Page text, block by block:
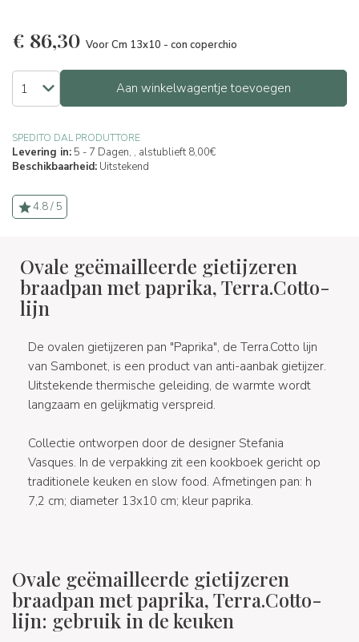
€ 86,30 Voor Cm 13x10 - con coperchio
Aan winkelwagentje toevoegen
SPEDITO DAL PRODUTTORE
Levering in: 5 - 7 Dagen, , alstublieft 8,00€
Beschikbaarheid: Uitstekend
4.8 / 5
Ovale geëmailleerde gietijzeren
braadpan met paprika, Terra.Cotto-
lijn
De ovalen gietijzeren pan "Paprika", de Terra.Cotto lijn
van Sambonet, is een product van anti-aanbak gietijzer.
Uitstekende thermische geleiding, de warmte wordt
langzaam en gelijkmatig verspreid.
Collectie ontworpen door de designer Stefania
Vasques. In de verpakking zit een kookboek gericht op
traditionele keuken en slow food. Afmetingen pan: h
7,2 cm; diameter 13x10 cm; kleur paprika.
Ovale geëmailleerde gietijzeren
braadpan met paprika, Terra.Cotto-
lijn: gebruik in de keuken